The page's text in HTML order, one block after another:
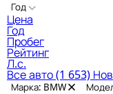
Год
Цена
Год
Пробег
Рейтинг
Л.с.
Все авто(1 653)
Марка: BMW